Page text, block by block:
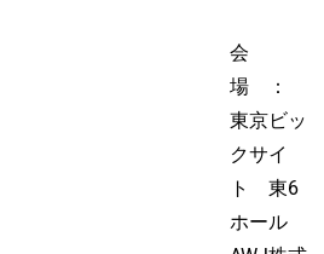
会
場 ：
東京ビッ
クサイ
ト 東6
ホール